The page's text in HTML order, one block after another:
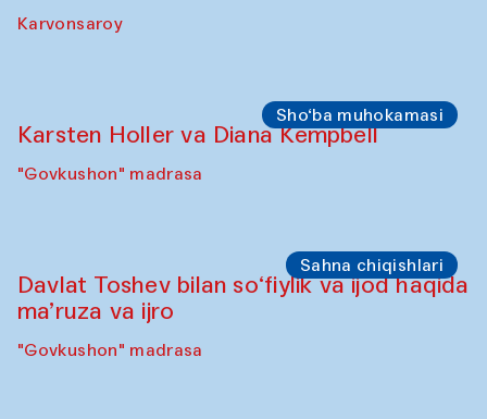
Karvonsaroy
Sho‘ba muhokamasi
Karsten Holler va Diana Kempbell
"Govkushon" madrasa
Sahna chiqishlari
Davlat Toshev bilan so‘fiylik va ijod haqida
ma’ruza va ijro
"Govkushon" madrasa